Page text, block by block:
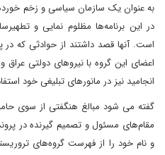
به عنوان یک سازمان سیاسی و زخم
در این برنامه‌ها مظلوم نمایی و
است. آنها قصد داشتند از حوادثی که در
اعضای این گروه با نیروهای دولتی
انجامید نیز در مانورهای تبلیغی خود
گفته می شود مبالغ هنگفتی از سوی
مقام‌های مسئول و تصمیم گیرنده در
و نام خود را از فهرست گروه‌های